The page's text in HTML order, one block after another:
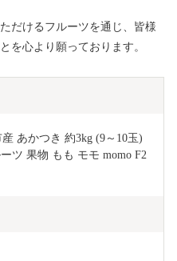
だけるフルーツを通じ、皆様
を心より願っております。
あかつき 約3kg (9～10玉)
ツ 果物 もも モモ momo F2